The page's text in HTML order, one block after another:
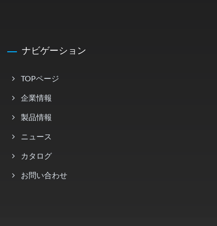
ナビゲーション
TOPページ
企業情報
製品情報
ニュース
カタログ
お問い合わせ